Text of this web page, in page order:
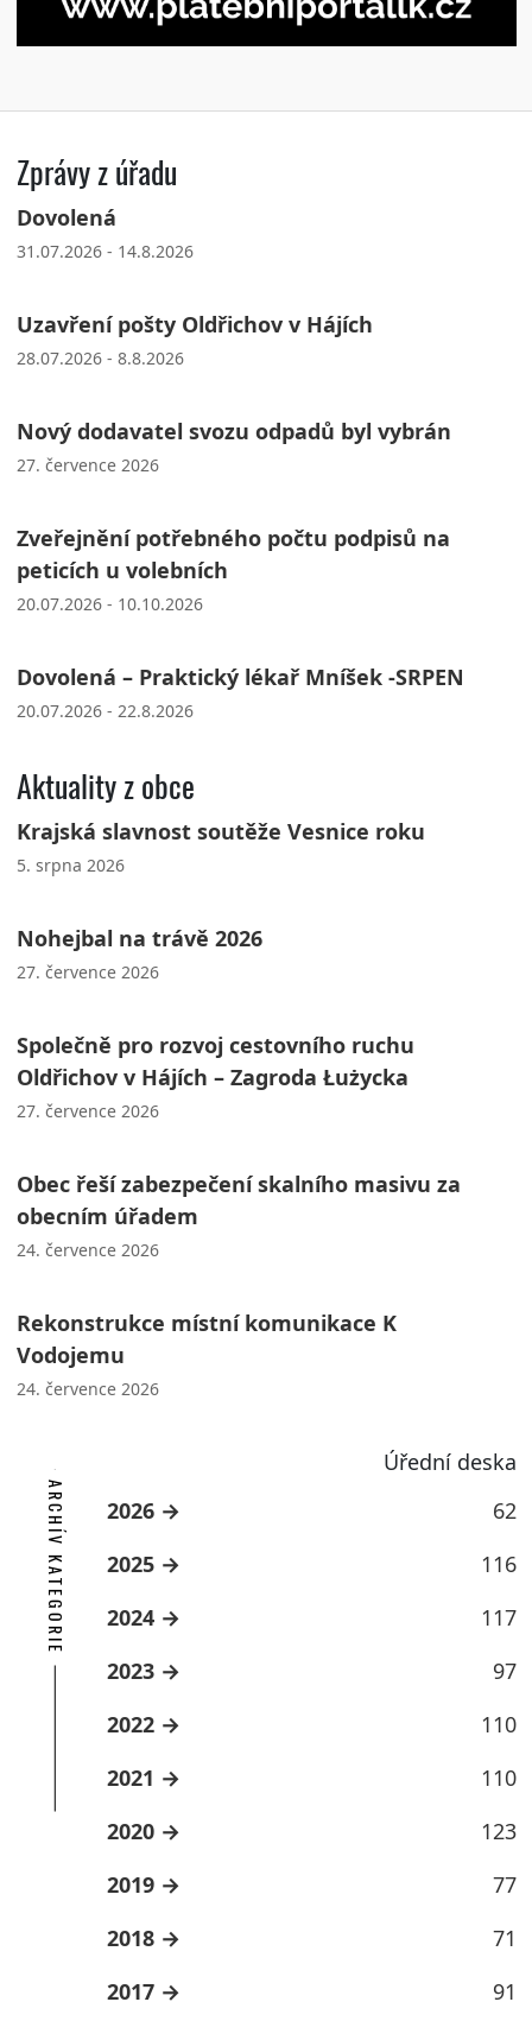
Zprávy z úřadu
Dovolená
31.07.2026 - 14.8.2026
Uzavření pošty Oldřichov v Hájích
28.07.2026 - 8.8.2026
Nový dodavatel svozu odpadů byl vybrán
27. července 2026
Zveřejnění potřebného počtu podpisů na
peticích u volebních
20.07.2026 - 10.10.2026
Dovolená – Praktický lékař Mníšek -SRPEN
20.07.2026 - 22.8.2026
Aktuality z obce
Krajská slavnost soutěže Vesnice roku
5. srpna 2026
Nohejbal na trávě 2026
27. července 2026
Společně pro rozvoj cestovního ruchu
Oldřichov v Hájích – Zagroda Łużycka
27. července 2026
Obec řeší zabezpečení skalního masivu za
obecním úřadem
24. července 2026
Rekonstrukce místní komunikace K
Vodojemu
24. července 2026
Úřední deska
ARCHÍV KATEGORIE 2026
62
2025
116
2024
117
2023
97
2022
110
2021
110
2020
123
2019
77
2018
71
2017
91